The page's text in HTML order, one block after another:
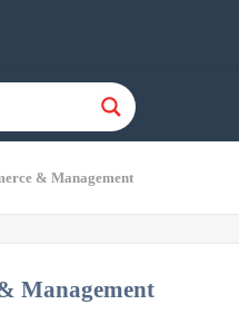
& Management
Management